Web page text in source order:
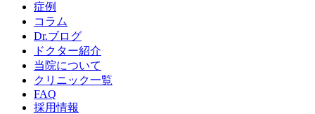
症例
コラム
Dr.ブログ
ドクター紹介
当院について
クリニック一覧
FAQ
採用情報